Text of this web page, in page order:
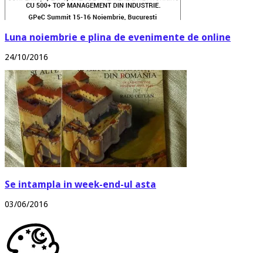
Luna noiembrie e plina de evenimente de online
24/10/2016
Se intampla in week-end-ul asta
03/06/2016